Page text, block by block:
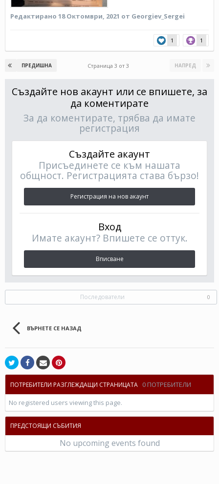
Редактирано 18 Октомври, 2021 от Georgiev_Sergei
1 1
ПРЕДИШНА НАПРЕД
Страница 3 от 3
Създайте нов акаунт или се впишете, за
да коментирате
За да коментирате, трябва да имате
регистрация
Създайте акаунт
Присъединете се към нашата
общност. Регистрацията става бързо!
Регистрация на нов акаунт
Вход
Имате акаунт? Впишете се оттук.
Вписване
Последователи 0
ВЪРНЕТЕ СЕ НАЗАД
ПОТРЕБИТЕЛИ РАЗГЛЕЖДАЩИ СТРАНИЦАТА 0 ПОТРЕБИТЕЛИ
No registered users viewing this page.
ПРЕДСТОЯЩИ СЪБИТИЯ
No upcoming events found